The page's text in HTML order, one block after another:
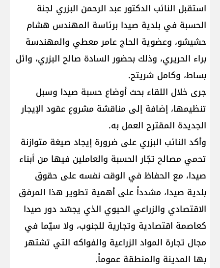
استقبل النائب الدكتور عبد الرحمن البزري لجنة
الحسبة في بلدية صيدا برئاسة المهندس هشام
حشيشو، وعضوية الحاج عامر معطي والمهندسة
براء الحريري، وذلك بحضور السادة صالح البزري، وائل
بساط، وكامل شريتح.
جرى خلال اللقاء بحث أوضاع حسبة صيدا وسبل
تنظيمها، إضافة إلى مناقشة مشروع عقود الإيجار
الجديدة المقترح العمل به.
وأكد النائب البزري على ضرورة إيجاد صيغة متوازنة
تحمي مصالح تجّار الحسبة والعاملين فيها من أبناء
صيدا، مع الحفاظ في الوقت نفسه على حقوق
بلدية صيدا، مشدداً على أهمية تطوير هذا المرفق
الاقتصادي والزراعي الحيوي الذي يجسّد دور صيدا
كعاصمة اقتصادية وتجارية للجنوب، ولا سيّما في
مجال تجارة المواد الزراعية والفواكه التي تشتهر
بها المدينة والمنطقة عموماً.